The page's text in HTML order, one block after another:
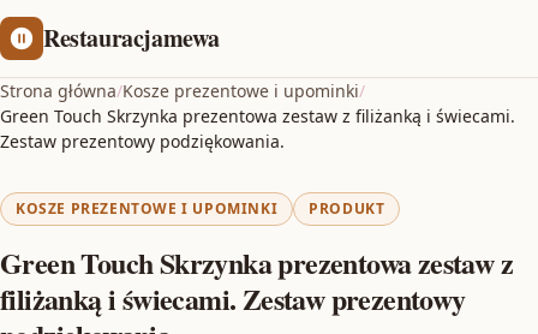
Restauracjamewa
Strona główna/Kosze prezentowe i upominki/
Green Touch Skrzynka prezentowa zestaw z filiżanką i świecami.
Zestaw prezentowy podziękowania.
KOSZE PREZENTOWE I UPOMINKI PRODUKT
Green Touch Skrzynka prezentowa zestaw z
filiżanką i świecami. Zestaw prezentowy